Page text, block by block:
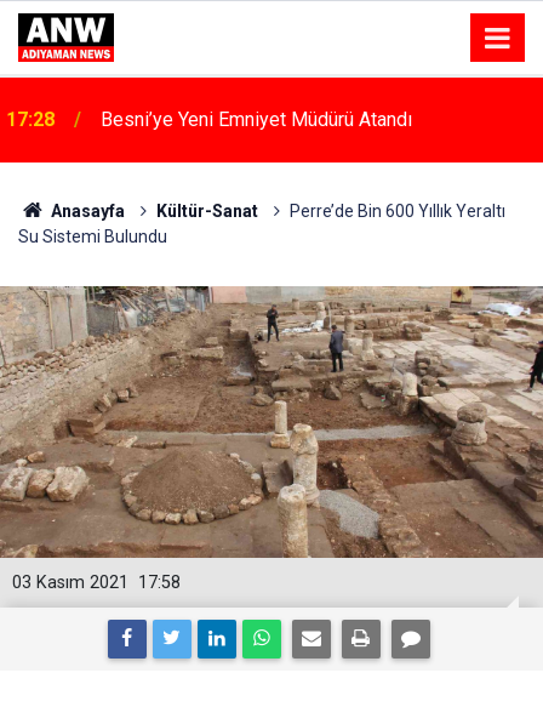
15:53 Atso Olağan Meclis Toplantısı Gerçekleştirildi
Anasayfa Kültür-Sanat
Perre’de Bin 600 Yıllık Yeraltı
Su Sistemi Bulundu
17:58
03 Kasım 2021